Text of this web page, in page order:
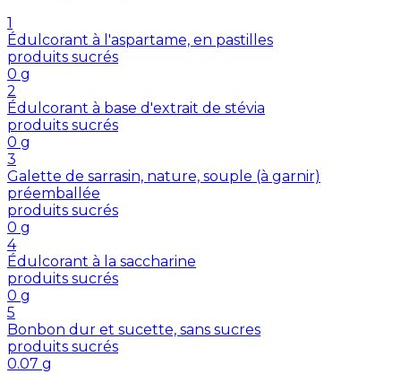
1
Édulcorant à l'aspartame, en pastilles
produits sucrés
0 g
2
Édulcorant à base d'extrait de stévia
produits sucrés
0 g
3
Galette de sarrasin, nature, souple (à garnir)
préemballée
produits sucrés
0 g
4
Édulcorant à la saccharine
produits sucrés
0 g
5
Bonbon dur et sucette, sans sucres
produits sucrés
0.07 g